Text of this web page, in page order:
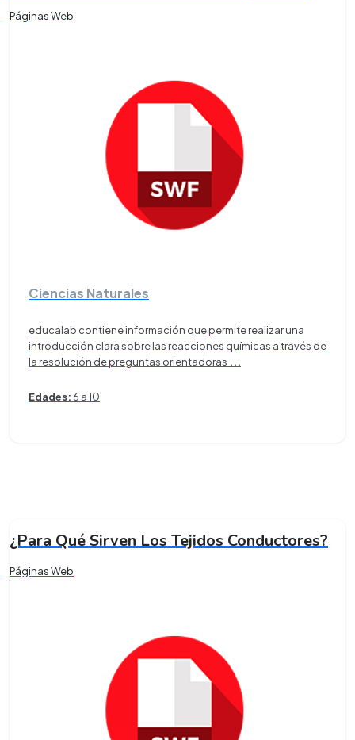
Páginas Web
Ciencias Naturales
educalab contiene información que permite realizar una
introducción clara sobre las reacciones químicas a través de
la resolución de preguntas orientadoras ...
Edades: 6 a 10
¿Para Qué Sirven Los Tejidos Conductores?
Páginas Web